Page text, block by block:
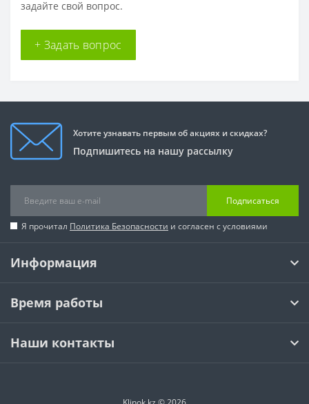
задайте свой вопрос.
+ Задать вопрос
Хотите узнавать первым об акциях и скидках?
Подпишитесь на нашу рассылку
Подписаться
Я прочитал Политика Безопасности и согласен с условиями
Информация
Время работы
Наши контакты